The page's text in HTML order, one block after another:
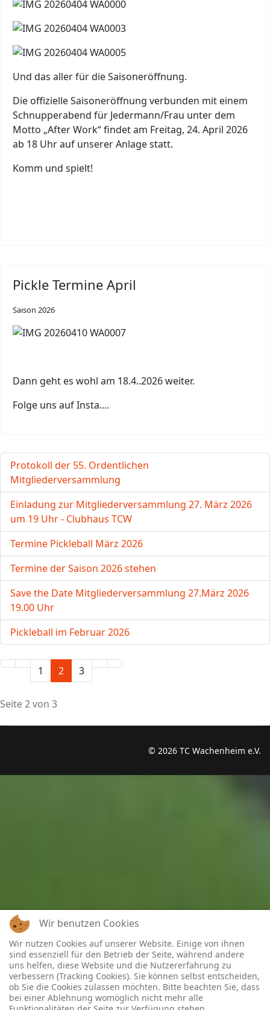
Und das aller für die Saisoneröffnung.
Die offizielle Saisoneröffnung verbunden mit einem
Schnupperabend für Jedermann/Frau unter dem
Motto „After Work“ findet am Freitag, 24. April 2026
ab 18 Uhr auf unserer Anlage statt.
Komm und spielt!
Pickle Termine April
Saison 2026
Dann geht es wohl am 18.4..2026 weiter.
Folge uns auf Insta....
Protokoll der 55. Ordentlichen
Mitgliederversammlung
Einladung zur Mitgliederversammlung 27. März 2026
um 19 Uhr - Clubhaus TCW
Termine Pickleball März 2026
Termine der Saison 2026 stehen
Save the Date Mitgliederversammlung 27.März 2026
19.00 Uhr
Pickleball im Februar 2026
1 2 3
Seite 2 von 3
© 2026 TC Wachenheim e.V.
Wir benutzen Cookies
Wir nutzen Cookies auf unserer Website. Einige von ihnen
sind essenziell für den Betrieb der Seite, während andere
uns helfen, diese Website und die Nutzererfahrung zu
verbessern (Tracking Cookies). Sie können selbst entscheiden,
ob Sie die Cookies zulassen möchten. Bitte beachten Sie, dass
bei einer Ablehnung womöglich nicht mehr alle